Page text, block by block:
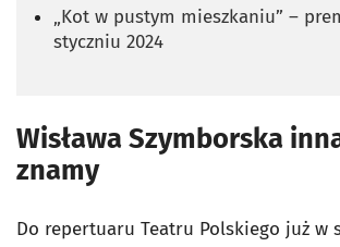
„Kot w pustym mieszkaniu” –
styczniu 2024
Wisława Szymborska
znamy
Do repertuaru Teatru Polskiego już w